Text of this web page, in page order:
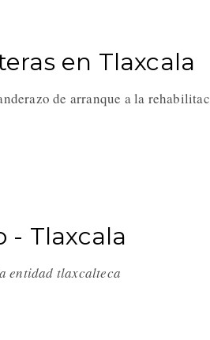
en Tlaxcala
de arranque a la
- Tlaxcala
entidad tlaxcalteca